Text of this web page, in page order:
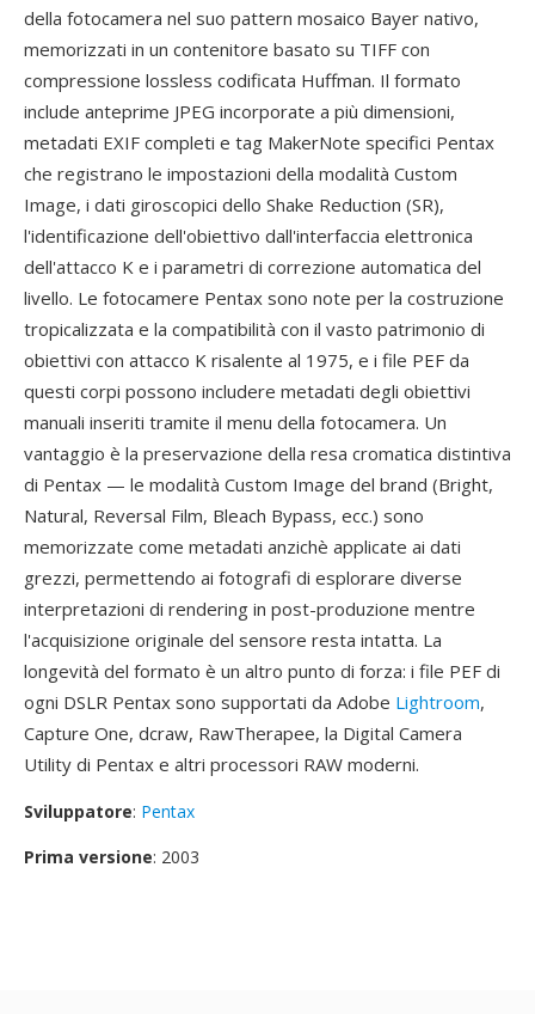
della fotocamera nel suo pattern mosaico Bayer nativo,
memorizzati in un contenitore basato su TIFF con
compressione lossless codificata Huffman. Il formato
include anteprime JPEG incorporate a più dimensioni,
metadati EXIF completi e tag MakerNote specifici Pentax
che registrano le impostazioni della modalità Custom
Image, i dati giroscopici dello Shake Reduction (SR),
l'identificazione dell'obiettivo dall'interfaccia elettronica
dell'attacco K e i parametri di correzione automatica del
livello. Le fotocamere Pentax sono note per la costruzione
tropicalizzata e la compatibilità con il vasto patrimonio di
obiettivi con attacco K risalente al 1975, e i file PEF da
questi corpi possono includere metadati degli obiettivi
manuali inseriti tramite il menu della fotocamera. Un
vantaggio è la preservazione della resa cromatica distintiva
di Pentax — le modalità Custom Image del brand (Bright,
Natural, Reversal Film, Bleach Bypass, ecc.) sono
memorizzate come metadati anzichè applicate ai dati
grezzi, permettendo ai fotografi di esplorare diverse
interpretazioni di rendering in post-produzione mentre
l'acquisizione originale del sensore resta intatta. La
longevità del formato è un altro punto di forza: i file PEF di
ogni DSLR Pentax sono supportati da Adobe Lightroom,
Capture One, dcraw, RawTherapee, la Digital Camera
Utility di Pentax e altri processori RAW moderni.
Sviluppatore: Pentax
Prima versione: 2003